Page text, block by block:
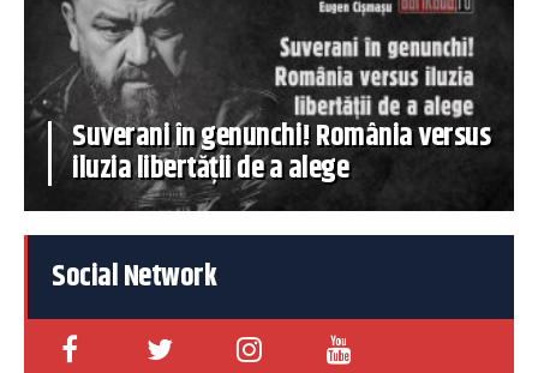
Suverani în genunchi! România versus
iluzia libertății de a alege
Social Network